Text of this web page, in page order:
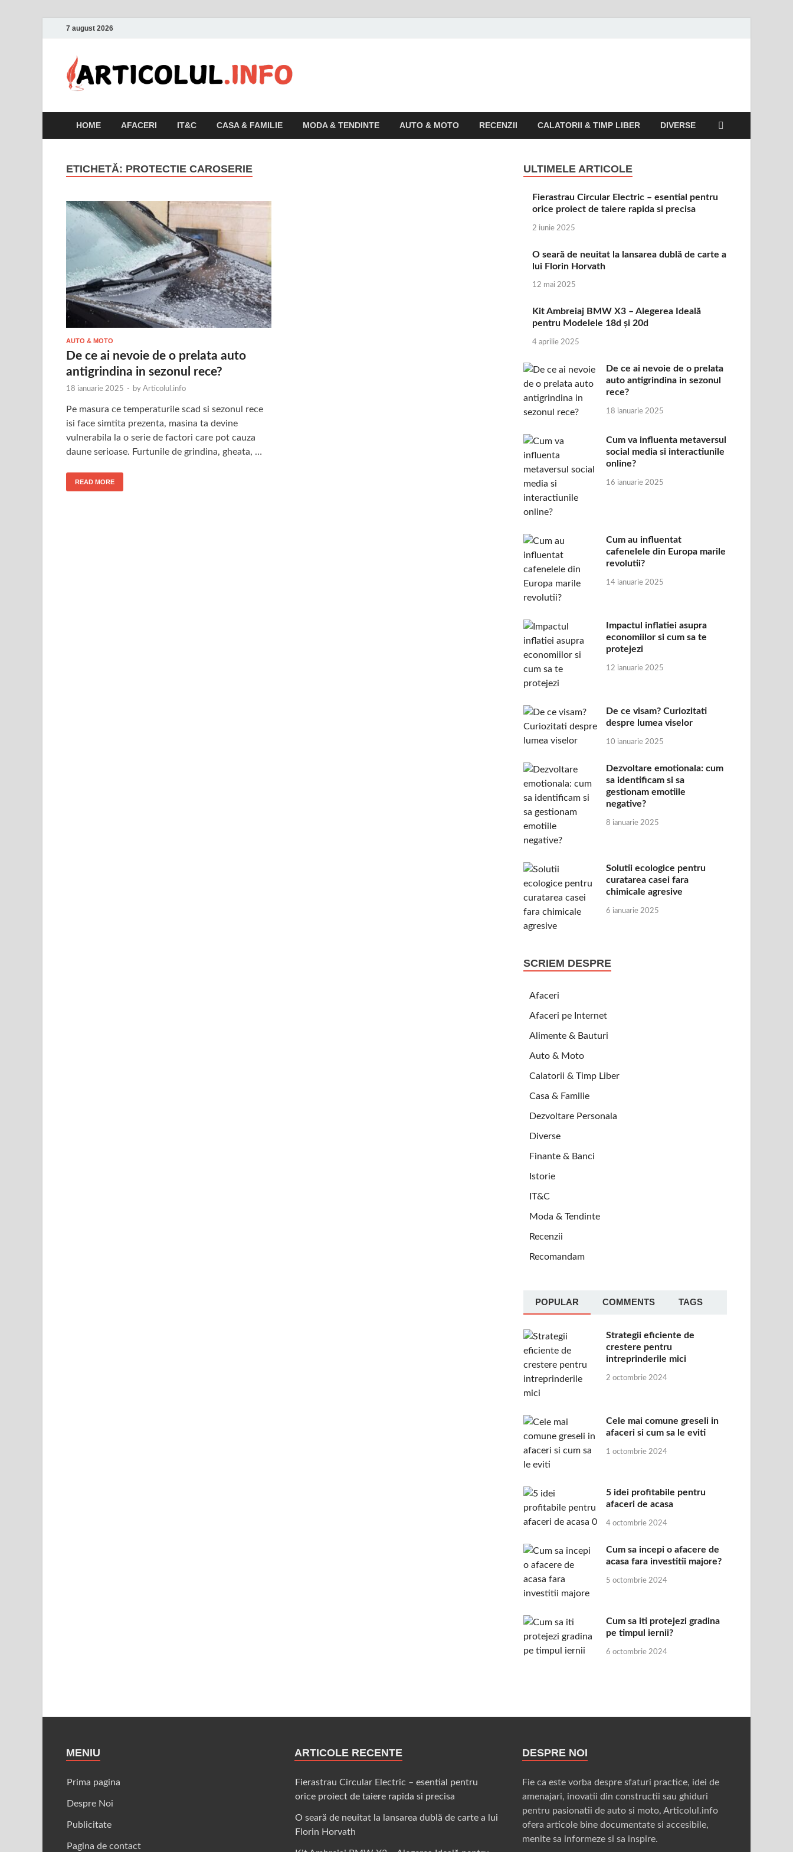
7 august 2026
HOME AFACERI IT&C CASA & FAMILIE MODA & TENDINTE AUTO & MOTO RECENZII CALATORII & TIMP LIBER DIVERSE
ETICHETĂ: PROTECTIE CAROSERIE
AUTO & MOTO
De ce ai nevoie de o prelata auto
antigrindina in sezonul rece?
18 ianuarie 2025 - by Articolul.info
Pe masura ce temperaturile scad si sezonul rece
isi face simtita prezenta, masina ta devine
vulnerabila la o serie de factori care pot cauza
daune serioase. Furtunile de grindina, gheata, …
READ MORE
ULTIMELE ARTICOLE
Fierastrau Circular Electric – esential pentru
orice proiect de taiere rapida si precisa
2 iunie 2025
O seară de neuitat la lansarea dublă de carte a
lui Florin Horvath
12 mai 2025
Kit Ambreiaj BMW X3 – Alegerea Ideală
pentru Modelele 18d și 20d
4 aprilie 2025
De ce ai nevoie de o prelata
auto antigrindina in sezonul
rece?
18 ianuarie 2025
Cum va influenta metaversul
social media si interactiunile
online?
16 ianuarie 2025
Cum au influentat
cafenelele din Europa marile
revolutii?
14 ianuarie 2025
Impactul inflatiei asupra
economiilor si cum sa te
protejezi
12 ianuarie 2025
De ce visam? Curiozitati
despre lumea viselor
10 ianuarie 2025
Dezvoltare emotionala: cum
sa identificam si sa
gestionam emotiile
negative?
8 ianuarie 2025
Solutii ecologice pentru
curatarea casei fara
chimicale agresive
6 ianuarie 2025
SCRIEM DESPRE
Afaceri
Afaceri pe Internet
Alimente & Bauturi
Auto & Moto
Calatorii & Timp Liber
Casa & Familie
Dezvoltare Personala
Diverse
Finante & Banci
Istorie
IT&C
Moda & Tendinte
Recenzii
Recomandam
POPULAR COMMENTS TAGS
Strategii eficiente de
crestere pentru
intreprinderile mici
2 octombrie 2024
Cele mai comune greseli in
afaceri si cum sa le eviti
1 octombrie 2024
5 idei profitabile pentru
afaceri de acasa
4 octombrie 2024
Cum sa incepi o afacere de
acasa fara investitii majore?
5 octombrie 2024
Cum sa iti protejezi gradina
pe timpul iernii?
6 octombrie 2024
MENIU
Prima pagina
Despre Noi
Publicitate
Pagina de contact
ARTICOLE RECENTE
Fierastrau Circular Electric – esential pentru
orice proiect de taiere rapida si precisa
O seară de neuitat la lansarea dublă de carte a lui
Florin Horvath
DESPRE NOI
Fie ca este vorba despre sfaturi practice, idei de
amenajari, inovatii din constructii sau ghiduri
pentru pasionatii de auto si moto, Articolul.info
ofera articole bine documentate si accesibile,
menite sa informeze si sa inspire.